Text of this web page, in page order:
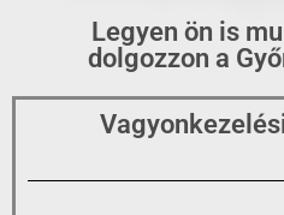
Legyen ön is
dolgozzon a